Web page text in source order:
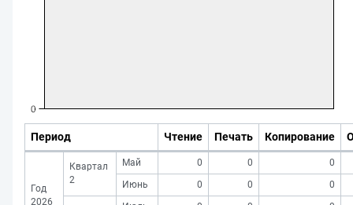
Период Чтение Печать Копирование
Год
2026
Квартал
2
Май 0 0
0
Июнь
0 0 0